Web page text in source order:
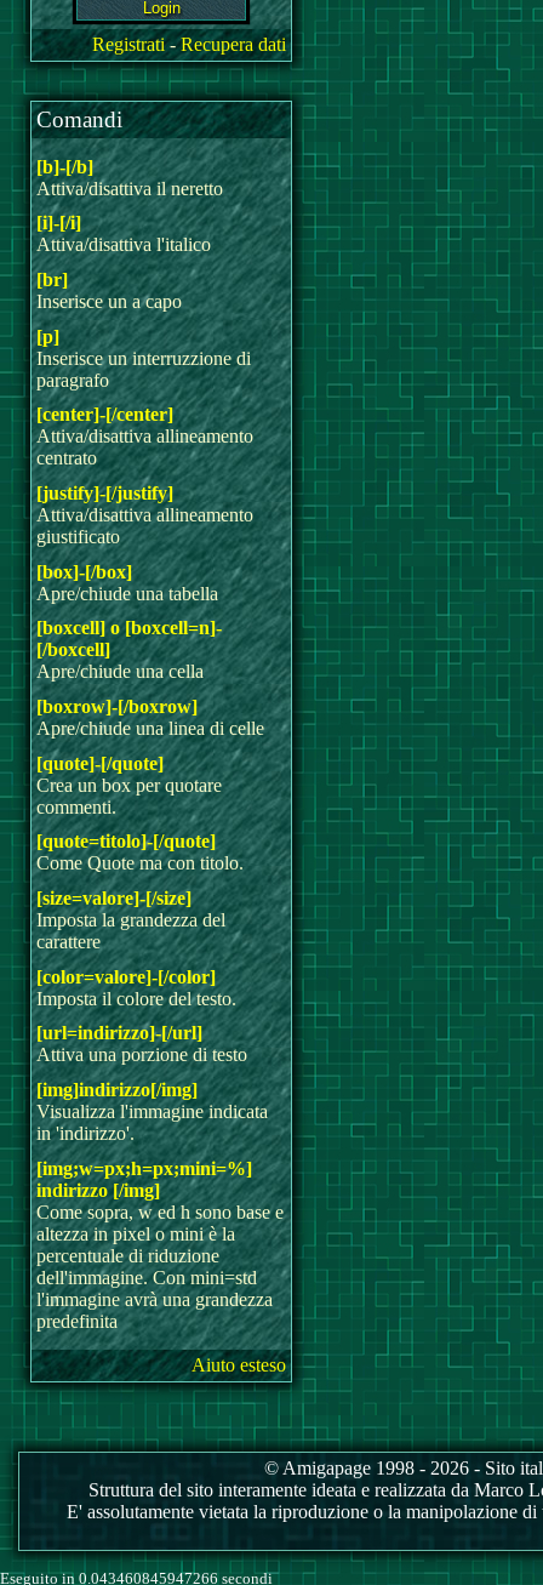
Registrati-Recupera dati
Comandi
[b]-[/b]
Attiva/disattiva il neretto
[i]-[/i]
Attiva/disattiva l'italico
[br]
Inserisce un a capo
[p]
Inserisce un interruzzione di
paragrafo
[center]-[/center]
Attiva/disattiva allineamento
centrato
[justify]-[/justify]
Attiva/disattiva allineamento
giustificato
[box]-[/box]
Apre/chiude una tabella
[boxcell] o [boxcell=n]-
[/boxcell]
Apre/chiude una cella
[boxrow]-[/boxrow]
Apre/chiude una linea di celle
[quote]-[/quote]
Crea un box per quotare
commenti.
[quote=titolo]-[/quote]
Come Quote ma con titolo.
[size=valore]-[/size]
Imposta la grandezza del
carattere
[color=valore]-[/color]
Imposta il colore del testo.
[url=indirizzo]-[/url]
Attiva una porzione di testo
[img]indirizzo[/img]
Visualizza l'immagine indicata
in 'indirizzo'.
[img;w=px;h=px;mini=%]
indirizzo [/img]
Come sopra, w ed h sono base e
altezza in pixel o mini è la
percentuale di riduzione
dell'immagine. Con mini=std
l'immagine avrà una grandezza
predefinita
Aiuto esteso
© Amigapage 1998 - 2026 - Sito
Struttura del sito interamente ideata e realizzata da
E' assolutamente vietata la riproduzione o la manipolazione
Eseguito in 0.043460845947266 secondi